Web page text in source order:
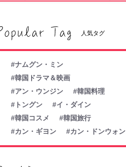
人気タグ
#ナムグン・ミン
#韓国ドラマ＆映画
#アン・ウンジン
#韓国料理
#トングン
#イ・ダイン
#韓国コスメ
#韓国旅行
#カン・ギヨン
#カン・ドンウォン